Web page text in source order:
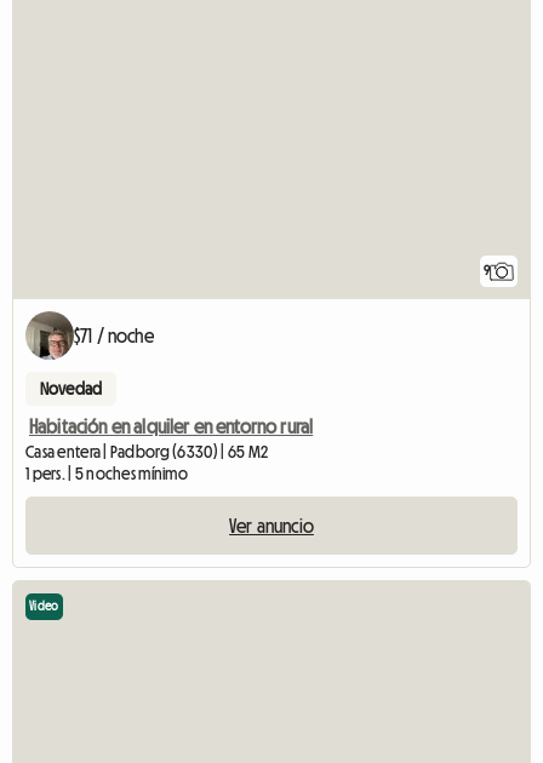
9
$71 / noche
Novedad
Habitación en alquiler en entorno rural
Casa entera | Padborg (6330) | 65 M2
1 pers. | 5 noches mínimo
Ver anuncio
Video